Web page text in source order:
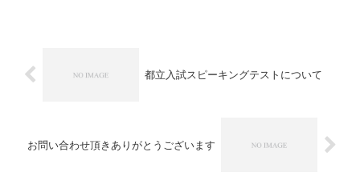
都立入試スピーキングテストについて
お問い合わせ頂きありがとうございます